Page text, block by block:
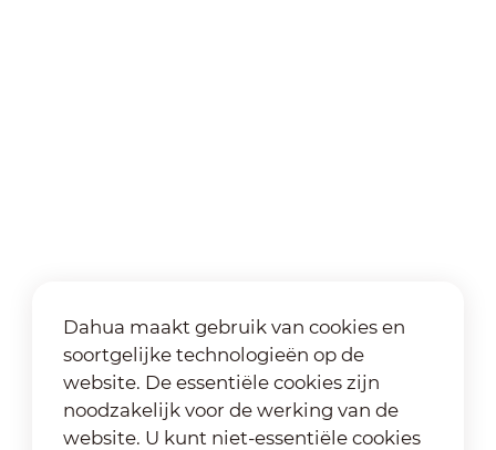
Dahua maakt gebruik van cookies en
soortgelijke technologieën op de
website. De essentiële cookies zijn
noodzakelijk voor de werking van de
website. U kunt niet-essentiële cookies